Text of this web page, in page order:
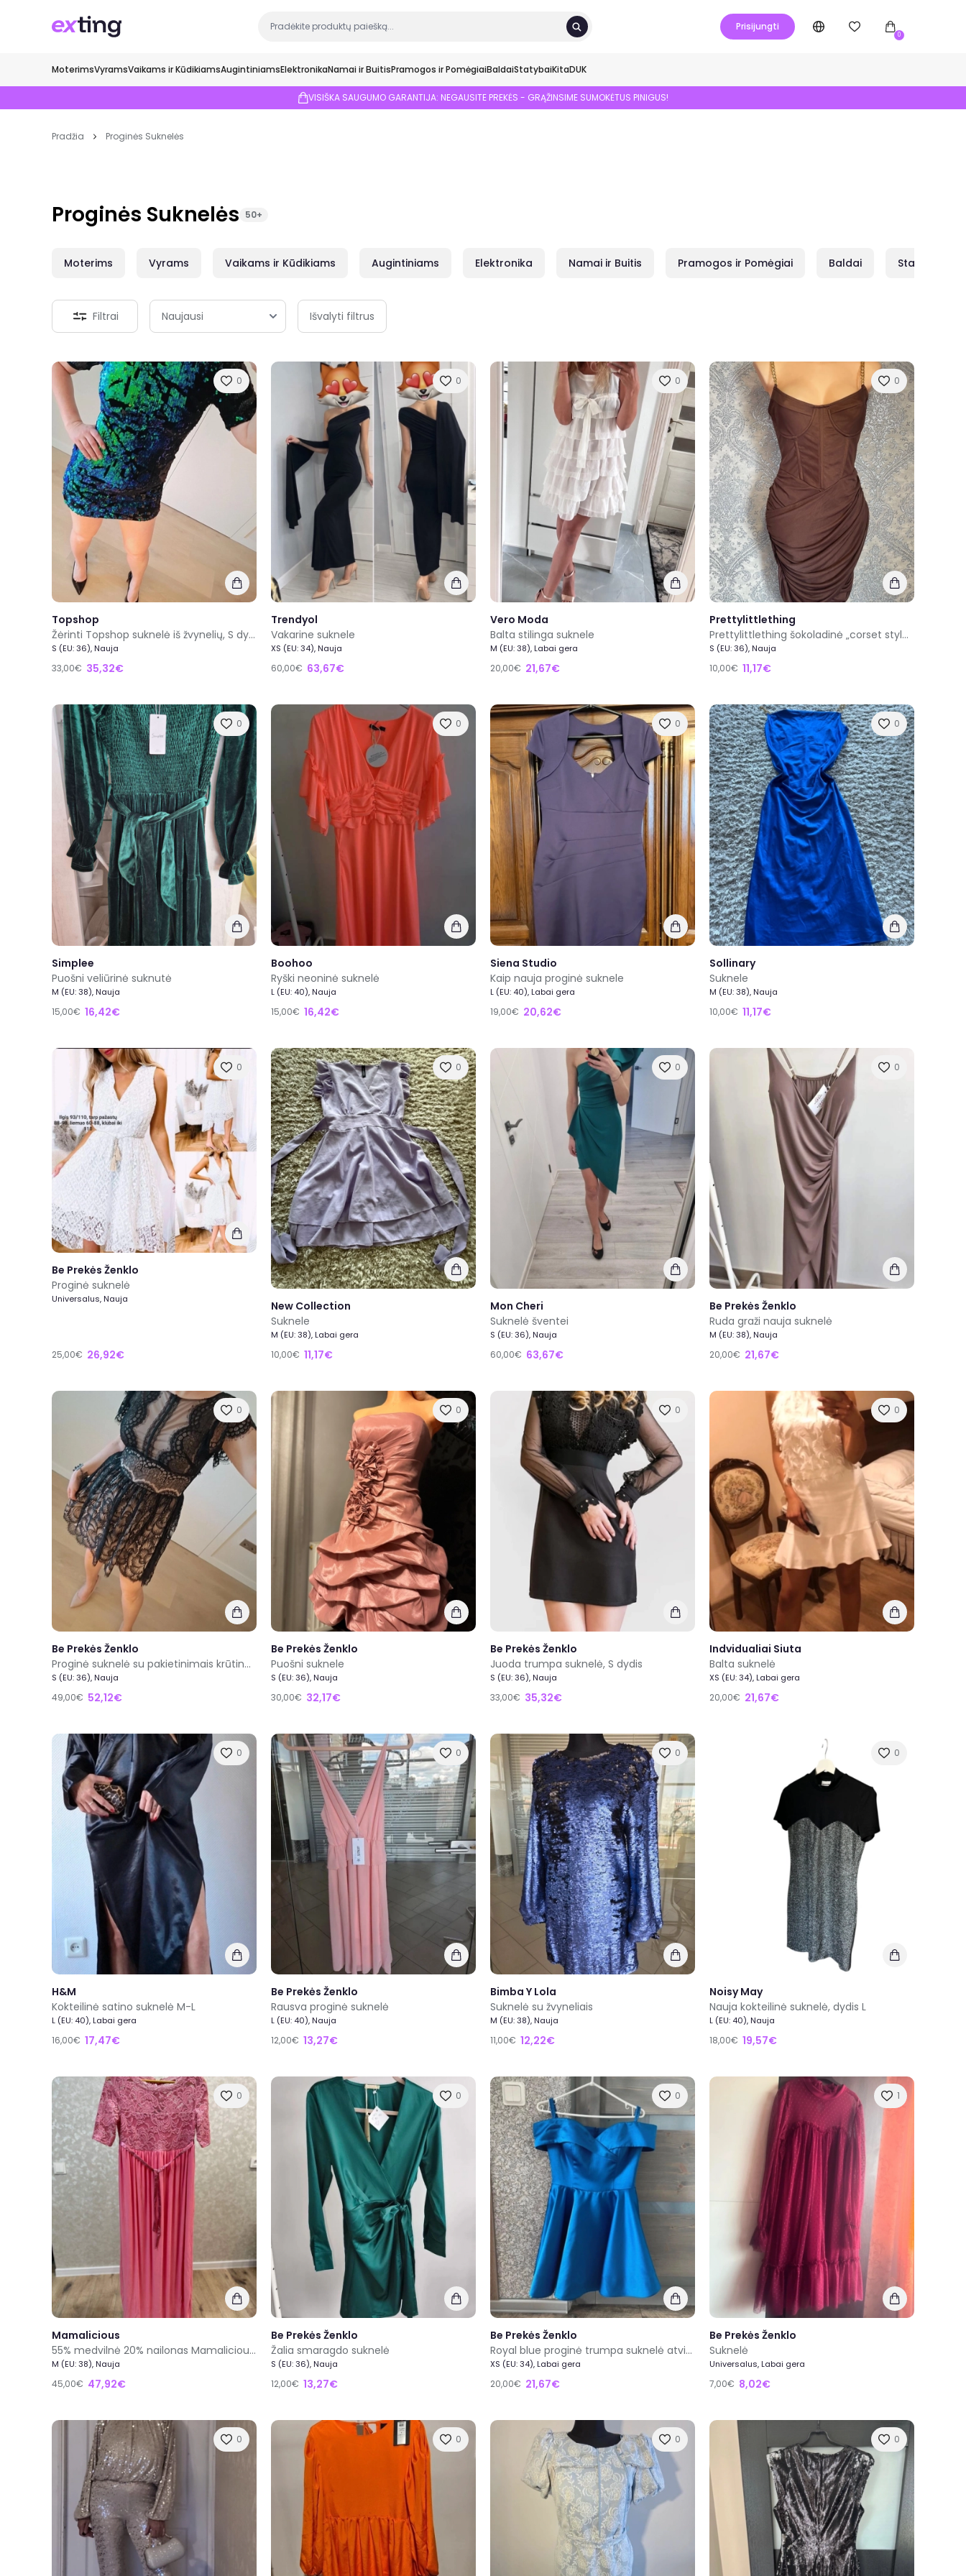
Prisijungti
0
MoterimsVyramsVaikams ir KūdikiamsAugintiniamsElektronikaNamai ir BuitisPramogos ir PomėgiaiBaldaiStatybaiKitaDUK
VISIŠKA SAUGUMO GARANTIJA: NEGAUSITE PREKĖS - GRĄŽINSIME SUMOKĖTUS PINIGUS!
Pradžia Proginės Suknelės
Proginės Suknelės 50+
Moterims Vyrams Vaikams ir Kūdikiams Augintiniams Elektronika Namai ir Buitis Pramogos ir Pomėgiai Baldai Statybai
Filtrai Išvalyti filtrus
0
Topshop
Žėrinti Topshop suknelė iš žvynelių, S dydis
S (EU: 36), Nauja
33,00€ 35,32€
0
Trendyol
Vakarine suknele
XS (EU: 34), Nauja
60,00€ 63,67€
0
Vero Moda
Balta stilinga suknele
M (EU: 38), Labai gera
20,00€ 21,67€
0
Prettylittlething
Prettylittlething šokoladinė „corset style“ suknelė
S (EU: 36), Nauja
10,00€ 11,17€
0
Simplee
Puošni veliūrinė suknutė
M (EU: 38), Nauja
15,00€ 16,42€
0
Boohoo
Ryški neoninė suknelė
L (EU: 40), Nauja
15,00€ 16,42€
0
Siena Studio
Kaip nauja proginė suknele
L (EU: 40), Labai gera
19,00€ 20,62€
0
Sollinary
Suknele
M (EU: 38), Nauja
10,00€ 11,17€
0
Be Prekės Ženklo
Proginė suknelė
Universalus, Nauja
25,00€ 26,92€
0
New Collection
Suknele
M (EU: 38), Labai gera
10,00€ 11,17€
0
Mon Cheri
Suknelė šventei
S (EU: 36), Nauja
60,00€ 63,67€
0
Be Prekės Ženklo
Ruda graži nauja suknelė
M (EU: 38), Nauja
20,00€ 21,67€
0
Be Prekės Ženklo
Proginė suknelė su pakietinimais krūtinės srityje
S (EU: 36), Nauja
49,00€ 52,12€
0
Be Prekės Ženklo
Puošni suknele
S (EU: 36), Nauja
30,00€ 32,17€
0
Be Prekės Ženklo
Juoda trumpa suknelė, S dydis
S (EU: 36), Nauja
33,00€ 35,32€
0
Indvidualiai Siuta
Balta suknelė
XS (EU: 34), Labai gera
20,00€ 21,67€
0
H&M
Kokteilinė satino suknelė M-L
L (EU: 40), Labai gera
16,00€ 17,47€
0
Be Prekės Ženklo
Rausva proginė suknelė
L (EU: 40), Nauja
12,00€ 13,27€
0
Bimba Y Lola
Suknelė su žvyneliais
M (EU: 38), Nauja
11,00€ 12,22€
0
Noisy May
Nauja kokteilinė suknelė, dydis L
L (EU: 40), Nauja
18,00€ 19,57€
0
Mamalicious
55% medvilnė 20% nailonas Mamalicious nauja ilga rožinė vakarinė ir išleistuvių suknelė dydis M
M (EU: 38), Nauja
45,00€ 47,92€
0
Be Prekės Ženklo
Žalia smaragdo suknelė
S (EU: 36), Nauja
12,00€ 13,27€
0
Be Prekės Ženklo
Royal blue proginė trumpa suknelė atvirais pečiais
XS (EU: 34), Labai gera
20,00€ 21,67€
1
Be Prekės Ženklo
Suknelė
Universalus, Labai gera
7,00€ 8,02€
0 0 0 0